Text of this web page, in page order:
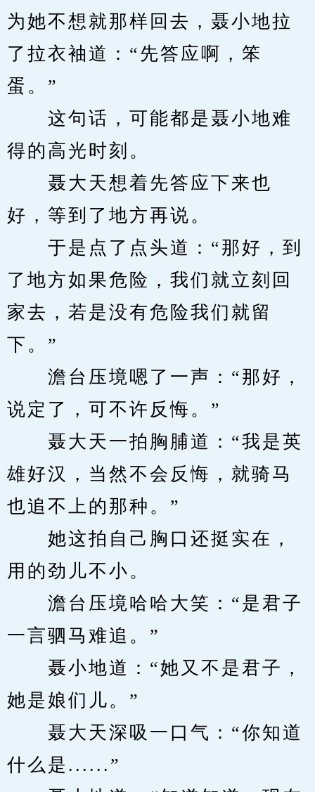
为她不想就那样回去，聂小地拉
了拉衣袖道：“先答应啊，笨
蛋。”
这句话，可能都是聂小地难
得的高光时刻。
聂大天想着先答应下来也
好，等到了地方再说。
于是点了点头道：“那好，到
了地方如果危险，我们就立刻回
家去，若是没有危险我们就留
下。”
澹台压境嗯了一声：“那好，
说定了，可不许反悔。”
聂大天一拍胸脯道：“我是英
雄好汉，当然不会反悔，就骑马
也追不上的那种。”
她这拍自己胸口还挺实在，
用的劲儿不小。
澹台压境哈哈大笑：“是君子
一言驷马难追。”
聂小地道：“她又不是君子，
她是娘们儿。”
聂大天深吸一口气：“你知道
什么是......”